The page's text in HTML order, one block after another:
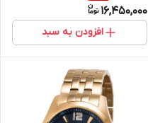
16,450,000
افزودن به سبد